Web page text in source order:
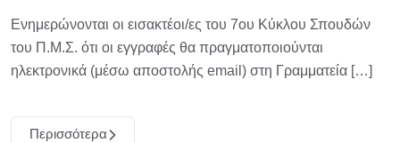
Ενημερώνονται οι εισακτέοι/ες του 7ου Κύκλου Σπουδών
του Π.Μ.Σ. ότι οι εγγραφές θα πραγματοποιούνται
ηλεκτρονικά (μέσω αποστολής email) στη Γραμματεία […]
Περισσότερα